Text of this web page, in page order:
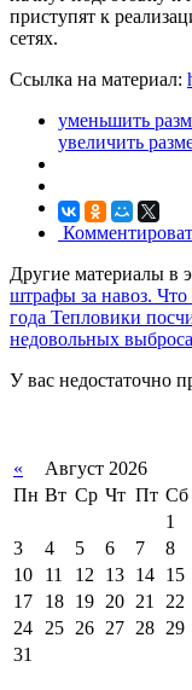
приступят к
сетях.
Ссылка на материал:
уменьшить
увеличить
Другие материалы в
штрафы за навоз.
года Тепловики
недовольных
У вас недостаточно
« Август 2026
Пн Вт Ср Чт Пт Сб
1
3
4 5 6 7 8
10
11 12 13 14 15
17
18 19 20 21 22
24
25 26 27 28 29
31